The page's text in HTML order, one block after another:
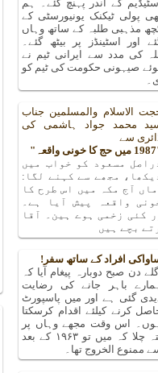
اسٹیڈیم کے اندر پہنچ گئے۔ ہم
پولی ٹیکنک یونیورسٹی کے
مذہبی طلبہ کے ساتھ وہاں
اور اسٹینڈز پر بیٹھ گئے۔
کی مدد سے ایرانی ٹیم نے
صیہونی حکومت کی ٹیم کو
الاسلام والمسلمین جناب
محمد جواد ہاشمی کی
سے
مسعود کو خواب میں
مجھے سے کہنے لگا:
آج مکہ میں اس طرح کا
واقعہ پیش آیا ہے۔
کئی زخمی ہوے ہین۔ آقا
بچے ہیں
افراد کے ساتھ سفر!
دن صبح دوبارہ پیغام آیا کہ
ہمارے باہر جانے کی رضایت
گئی ہے اور میں پاسپورٹ
کرنے کیلئے اقدام کرسکتا
ہوں۔ اس وقت مجھے وہاں پر
پتہ چلا کہ میں تو ۱۹۶۳ کے بعد
ممنوع الخروج تھا۔